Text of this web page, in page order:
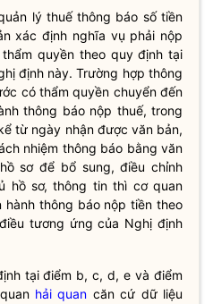
lý thuếthông báo số tiền
xác định nghĩa vụ phải nộp
thẩmquyền theo quy định tại
định này. Trường hợp thông
có thẩmquyền chuyển đến
thông báo nộp thuế, trong
từ ngày nhận được văn bản,
nhiệm thông báo bằng văn
sơ để bổ sung, điều chỉnh
hồ sơ, thông tin thì cơ quan
thông báo nộp tiền theo
tương ứng của Nghị định
tại điểm b, c, d, e và điểm
hải quan căn cứ dữ liệu